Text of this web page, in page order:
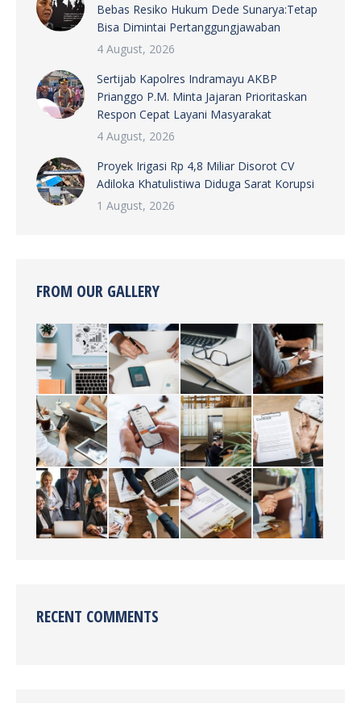
Bebas Resiko Hukum Dede Sunarya:Tetap
Bisa Dimintai Pertanggungjawaban
4 August, 2026
Sertijab Kapolres Indramayu AKBP
Prianggo P.M. Minta Jajaran Prioritaskan
Respon Cepat Layani Masyarakat
4 August, 2026
Proyek Irigasi Rp 4,8 Miliar Disorot CV
Adiloka Khatulistiwa Diduga Sarat Korupsi
1 August, 2026
FROM OUR GALLERY
RECENT COMMENTS